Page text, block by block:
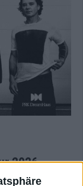
2026